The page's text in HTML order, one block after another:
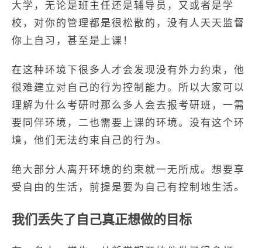
大学，无论是班主任还是辅导员，又或者是学
校，对你的管理都是很松散的，没有人天天监督
你上自习，甚至是上课！
在这种环境下很多人才会发现没有外力约束，他
很难建立对自己的行为控制能力。所以大家可以
理解为什么考研时那么多人会去报考研班，一需
要同伴环境，二也需要上课的环境。没有这个环
境，他们无法约束自己的行为。
绝大部分人离开环境的约束就一无所成。想要享
受自由的生活，前提是要为自己有控制地生活。
我们丢失了自己真正想做的目标